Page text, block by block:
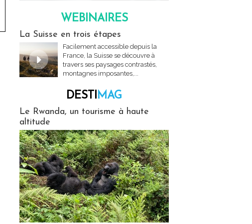
WEBINAIRES
La Suisse en trois étapes
Facilement accessible depuis la
France, la Suisse se découvre à
travers ses paysages contrastés,
montagnes imposantes,...
DESTIMAG
Le Rwanda, un tourisme à haute
altitude